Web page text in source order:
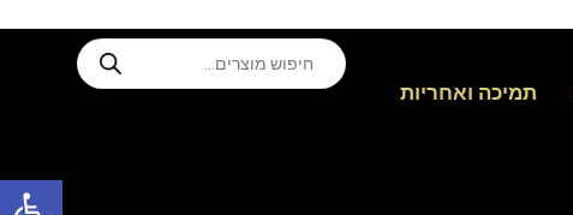
תמיכה ואחריות
פתח